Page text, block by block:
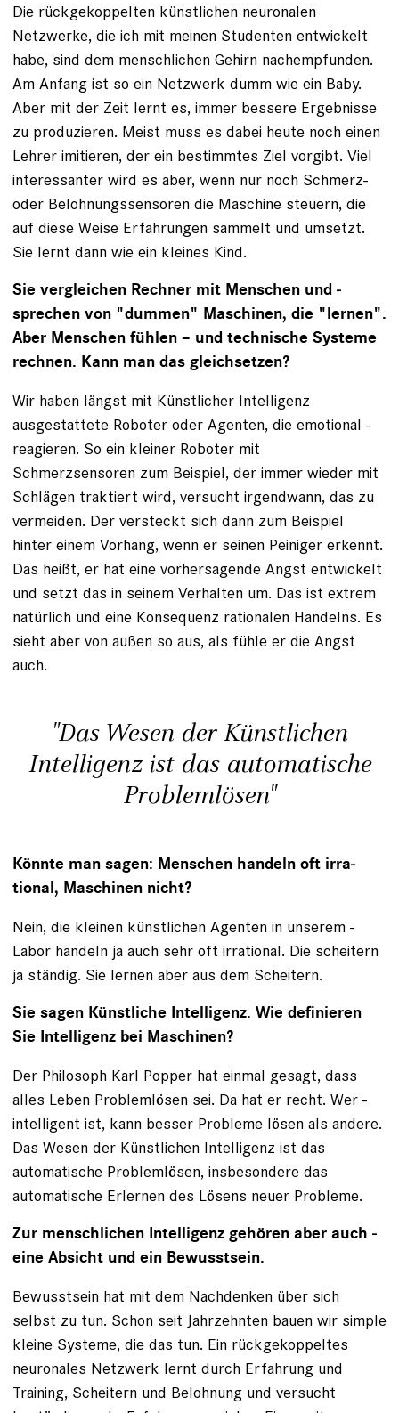
del film
Locarno runs
August.
(KEYSTONE/Alexandra
Wey) [
Rechtehinweis:
picture
alliance/KEYSTONE
Interview,
chrismon plus
2019Alexandra
Wey/dpa
Alliance
Die rückgekoppelten künstlichen neuronalen
Netzwerke, die ich mit meinen Studenten entwickelt
habe, sind dem menschlichen Gehirn nachempfunden.
Am Anfang ist so ein Netzwerk dumm wie ein Baby.
Aber mit der Zeit lernt es, immer bessere Ergebnisse
zu produzieren. Meist muss es dabei heute noch einen
Lehrer imitieren, der ein bestimmtes Ziel vorgibt. Viel
interessanter wird es aber, wenn nur noch Schmerz-
oder Belohnungssensoren die Maschine steuern, die
auf diese Weise Erfahrungen sammelt und umsetzt.
Sie lernt dann wie ein kleines Kind.
Sie vergleichen Rechner mit Menschen und ­
sprechen von "dummen" Maschinen, die "lernen".
Aber ­Menschen fühlen – und technische Systeme
rechnen. Kann man das gleichsetzen?
Wir haben längst mit Künstlicher Intelligenz
ausgestattete Roboter oder Agenten, die emotional ­
reagieren. So ein kleiner Roboter mit
Schmerzsensoren zum Beispiel, der immer wieder mit
Schlägen traktiert wird, versucht irgendwann, das zu
vermeiden. Der versteckt sich dann zum Beispiel
hinter einem Vorhang, wenn er seinen Peiniger erkennt.
Das heißt, er hat eine vorhersagende Angst entwickelt
und setzt das in seinem Verhalten um. Das ist extrem
natürlich und eine ­Konsequenz rationalen Handelns. Es
sieht aber von außen so aus, als fühle er die Angst
auch.
"Das Wesen der Künstlichen
Intelligenz ist das automatische
Problemlösen"
Könnte man sagen: Menschen handeln oft irra­
tional, Maschinen nicht?
Nein, die kleinen künstlichen Agenten in unserem ­
Labor handeln ja auch sehr oft irrational. Die scheitern
ja ständig. Sie lernen aber aus dem Scheitern.
Sie sagen Künstliche Intelligenz. Wie definieren
Sie Intelligenz bei Maschinen?
Der Philosoph Karl Popper hat einmal gesagt, dass
alles Leben Problemlösen sei. Da hat er recht. Wer ­
intelligent ist, kann besser Probleme lösen als andere.
Das Wesen der Künstlichen Intelligenz ist das
automatische Problemlösen, insbesondere das
automatische Erlernen des Lösens neuer Probleme.
Zur menschlichen Intelligenz gehören aber auch ­
eine Absicht und ein Bewusstsein.
Bewusstsein hat mit dem Nachdenken über sich
selbst zu tun. Schon seit Jahrzehnten bauen wir ­simple
kleine Systeme, die das tun. Ein rückgekoppeltes
neuronales Netzwerk lernt durch Erfahrung und
Training, Scheitern und Belohnung und versucht